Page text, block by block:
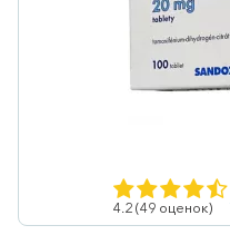
Ветеринарные
Витаминные
Гепатопротекторы
Гинекология
4.2 (49 оценок)